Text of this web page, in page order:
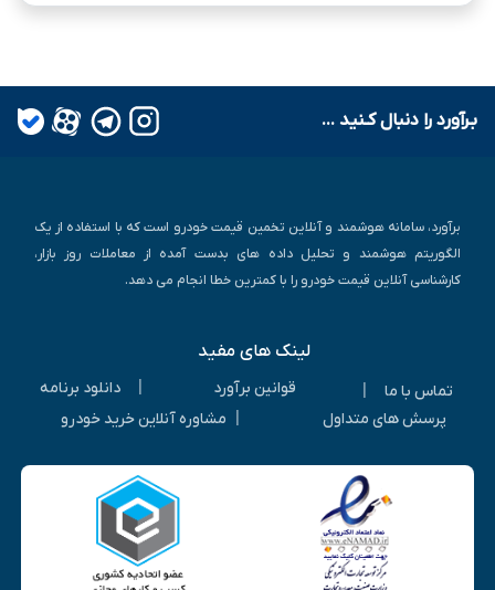
بـرآورد را دنبال کـنید ...
برآورد، سامانه هوشمند و آنلاین تخمین قیمت خودرو است که با استفاده از یک
الگوریتم هوشمند و تحلیل داده های بدست آمده از معاملات روز بازار،
کارشناسی آنلاین قیمت خودرو را با کمترین خطا انجام می دهد.
لینک های مفید
تماس با ما قوانین برآورد
دانلود برنامه
پرسش های متداول
مشاوره آنلاین خرید خودرو